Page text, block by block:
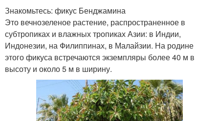
Знакомьтесь: фикус Бенджамина
Это вечнозеленое растение, распространенное в
субтропиках и влажных тропиках Азии: в Индии,
Индонезии, на Филиппинах, в Малайзии. На родине
этого фикуса встречаются экземпляры более 40 м в
высоту и около 5 м в ширину.